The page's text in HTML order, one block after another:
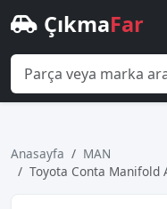
ÇıkmaFar
Anasayfa
MAN
Toyota Conta Manifold